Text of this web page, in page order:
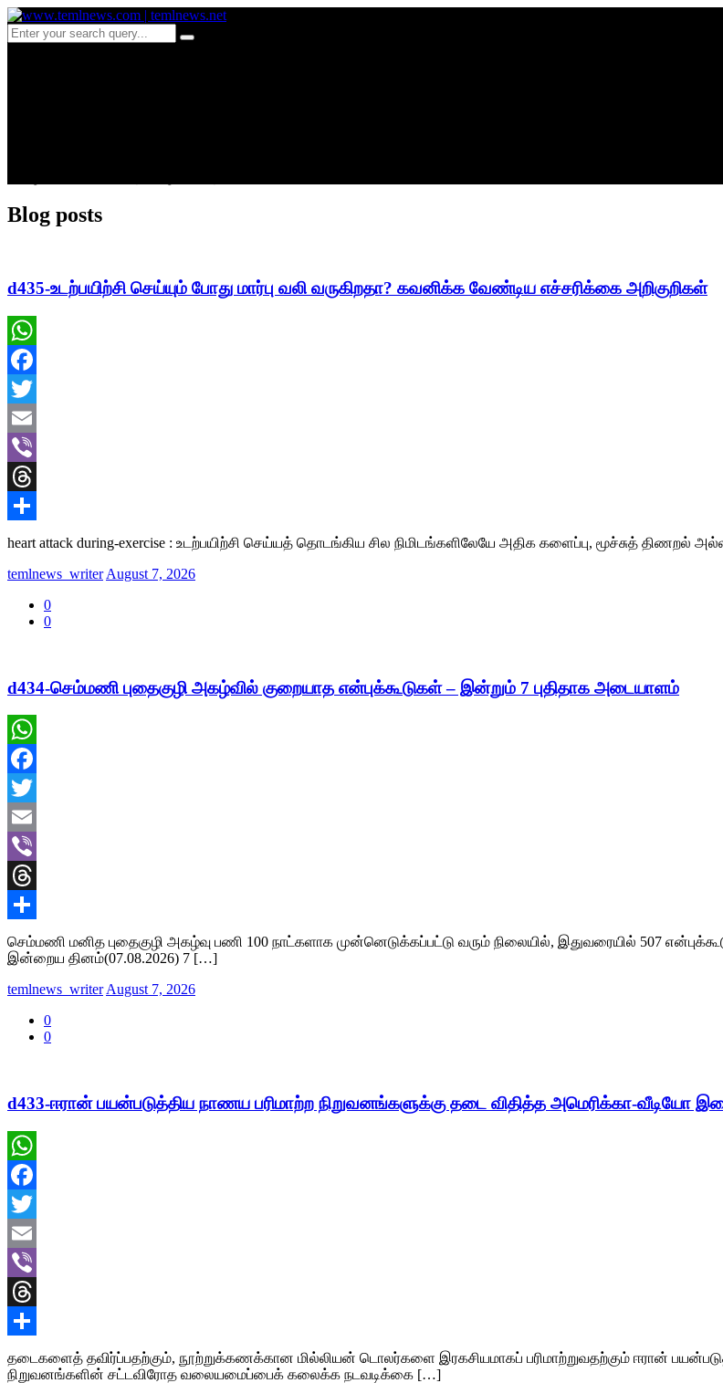
Blog posts
d435-உடற்பயிற்சி செய்யும் போது மார்பு வலி வருகிறதா? கவனிக்க வேண்டிய எச்சரிக்கை அறிகுறிகள்
WhatsApp
Facebook
Twitter
Email
Viber
Threads
Share
heart attack during-exercise : உடற்பயிற்சி செய்யத் தொடங்கிய சில நிமிடங்களிலேயே அதிக களைப்பு, மூச்சுத் திணறல்
temlnews_writer August 7, 2026
0
0
d434-செம்மணி புதைகுழி அகழ்வில் குறையாத என்புக்கூடுகள் – இன்றும் 7 புதிதாக அடையாளம்
WhatsApp
Facebook
Twitter
Email
Viber
Threads
Share
செம்மணி மனித புதைகுழி அகழ்வு பணி 100 நாட்களாக முன்னெடுக்கப்பட்டு வரும் நிலையில், இதுவரையில் 507
இன்றைய தினம்(07.08.2026) 7 […]
temlnews_writer August 7, 2026
0
0
d433-ஈரான் பயன்படுத்திய நாணய பரிமாற்ற நிறுவனங்களுக்கு தடை விதித்த அமெரிக்கா-வீடியோ
WhatsApp
Facebook
Twitter
Email
Viber
Threads
தடைகளைத் தவிர்ப்பதற்கும், நூற்றுக்கணக்கான மில்லியன் டொலர்களை இரகசியமாகப் பரிமாற்றுவதற்கும் ஈரான்
நிறுவனங்களின் சட்டவிரோத வலையமைப்பைக் கலைக்க நடவடிக்கை […]